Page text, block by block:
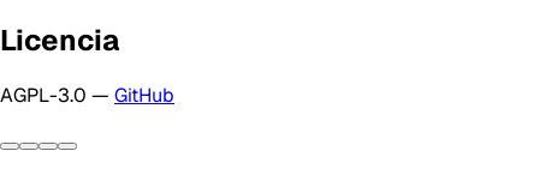
Licencia
AGPL-3.0 — GitHub